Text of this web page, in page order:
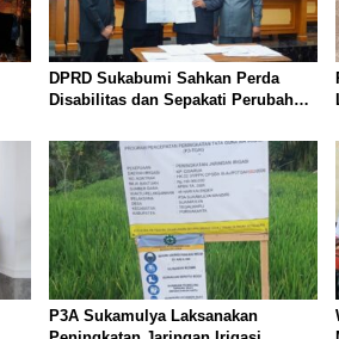
DPRD Sukabumi Sahkan Perda
Disabilitas dan Sepakati Perubahan
P3A Sukamulya Laksanakan